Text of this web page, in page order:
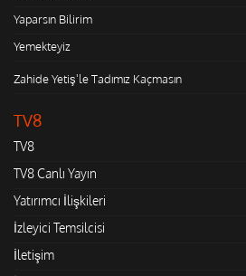
Yaparsın Bilirim
Yemekteyiz
Zahide Yetiş'le Tadımız Kaçmasın
TV8
TV8
TV8 Canlı Yayın
Yatırımcı İlişkileri
İzleyici Temsilcisi
İletişim